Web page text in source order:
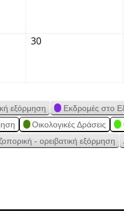
30
εξόρμηση Εκδρομές στο
Οικολογικές Δράσεις
- ορειβατική εξόρμηση